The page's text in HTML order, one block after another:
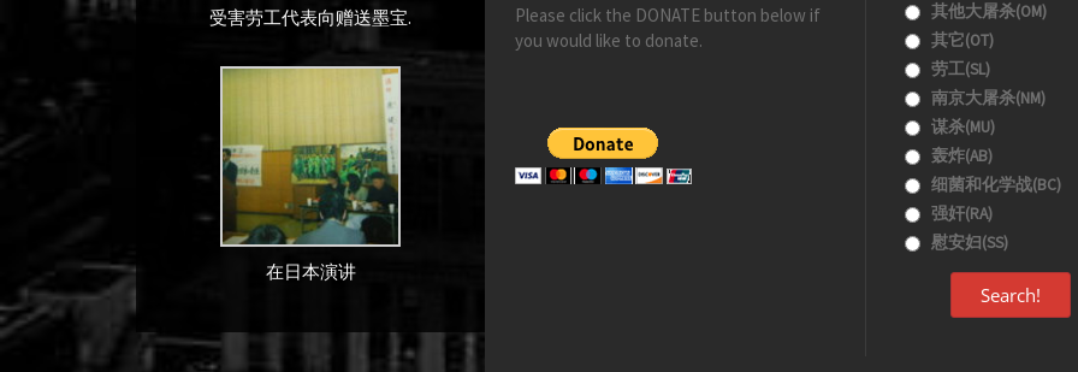
受害劳工代表向赠送墨宝.
在日本演讲
Please click the DONATE button below if
you would like to donate.
其他大屠杀(OM)
其它(OT)
劳工(SL)
南京大屠杀(NM)
谋杀(MU)
轰炸(AB)
细菌和化学战(BC)
强奸(RA)
慰安妇(SS)
Search!